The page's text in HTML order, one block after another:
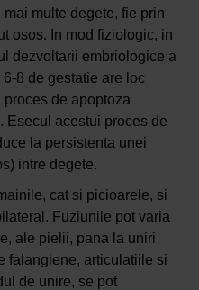
multe degete, fie prin
osos. In mod fiziologic, in
dezvoltarii embriologice a
8 de gestatie are loc
de apoptoza
Esecul acestui proces de
la persistenta unei
intre degete.
cat si picioarele, si
Fuziunile pot varia
ale pielii, pana la uniri
falangiene, articulatiile si
de unire, se pot